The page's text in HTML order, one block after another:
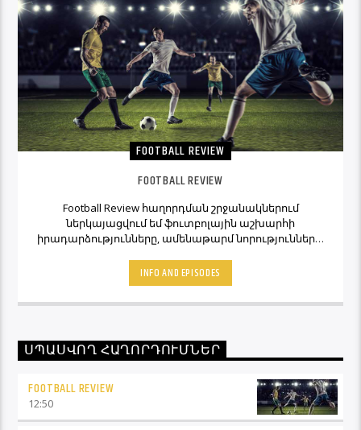
FOOTBALL REVIEW
FOOTBALL REVIEW
Football Review հաղորդման շրջանակներում
ներկայացվում եմ ֆուտբոլային աշխարհի
իրադարձությունները, ամենաթարմ նորությունները,
տեսակետները։ Հետևեք Լավագույնի եթերին եւ
Ֆուտբոլ Ռիվյու հաղորդաշարի միջոցով մշտապես
կլինեք ֆուտբոլային աշխարհի կիզակետում։
INFO AND EPISODES
ՍՊԱՍՎՈՂ ՀԱՂՈՐԴՈՒՄՆԵՐ
FOOTBALL REVIEW
12:50